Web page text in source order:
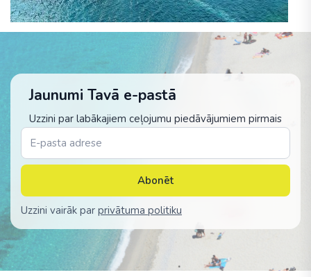
Jaunumi Tavā e-pastā
Uzzini par labākajiem ceļojumu piedāvājumiem pirmais
Abonēt
Uzzini vairāk par privātuma politiku